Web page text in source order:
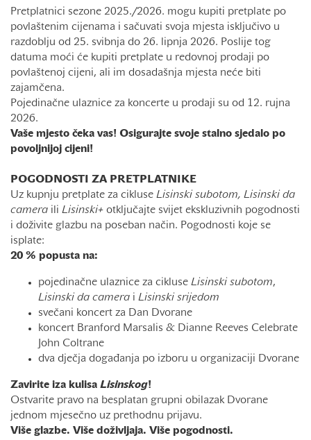
Pretplatnici sezone 2025./2026. mogu kupiti pretplate po
povlaštenim cijenama i sačuvati svoja mjesta isključivo u
razdoblju od 25. svibnja do 26. lipnja 2026. Poslije tog
datuma moći će kupiti pretplate u redovnoj prodaji po
povlaštenoj cijeni, ali im dosadašnja mjesta neće biti
zajamčena.
Pojedinačne ulaznice za koncerte u prodaji su od 12. rujna
2026.
Vaše mjesto čeka vas! Osigurajte svoje stalno sjedalo po
povoljnijoj cijeni!
POGODNOSTI ZA PRETPLATNIKE
Uz kupnju pretplate za cikluse Lisinski subotom, Lisinski da
camera ili Lisinski+ otključajte svijet ekskluzivnih pogodnosti
i doživite glazbu na poseban način. Pogodnosti koje se
isplate:
20 % popusta na:
pojedinačne ulaznice za cikluse Lisinski subotom,
Lisinski da camera i Lisinski srijedom
svečani koncert za Dan Dvorane
koncert Branford Marsalis & Dianne Reeves Celebrate
John Coltrane
dva dječja događanja po izboru u organizaciji Dvorane
Zavirite iza kulisa Lisinskog!
Ostvarite pravo na besplatan grupni obilazak Dvorane
jednom mjesečno uz prethodnu prijavu.
Više glazbe. Više doživljaja. Više pogodnosti.